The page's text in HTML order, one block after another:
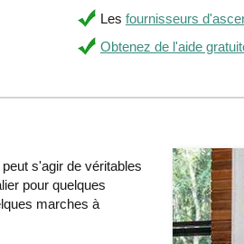
Les fournisseurs
Obtenez de l'aide
peut s'agir de véritables
pour quelques
marches à